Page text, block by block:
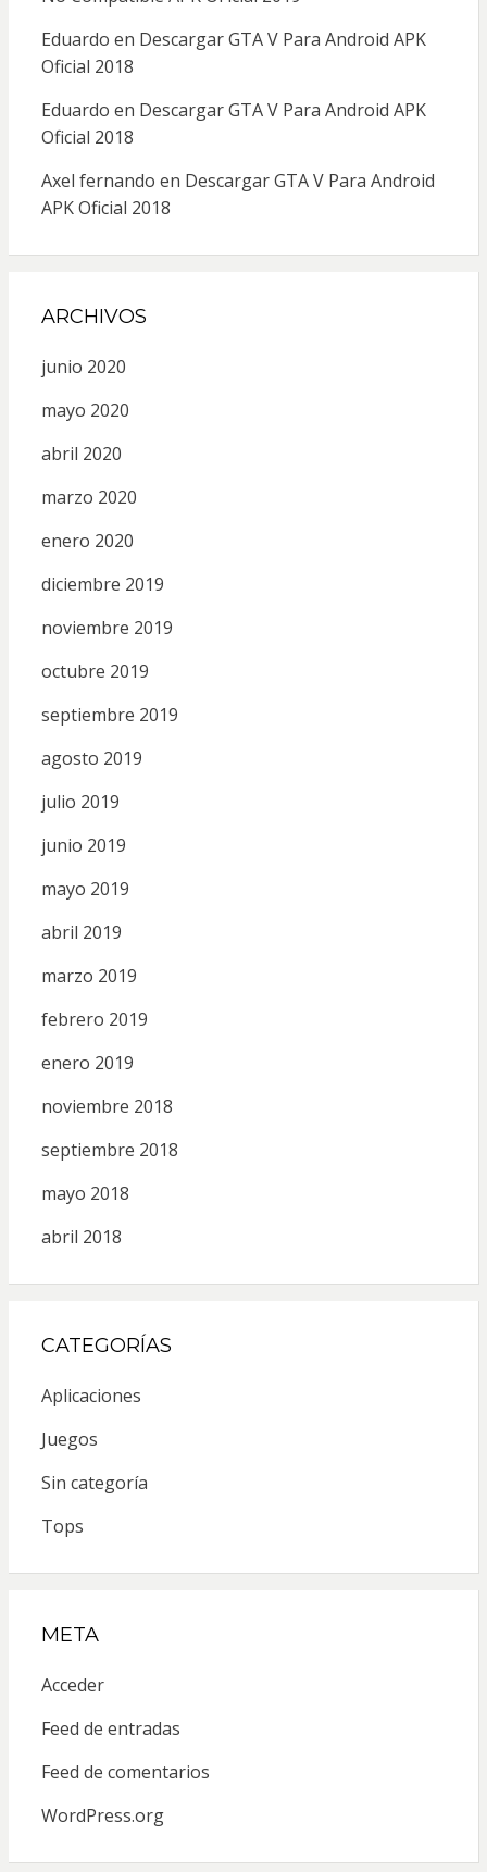
Eduardo en Descargar GTA V Para Android APK
Oficial 2018
Eduardo en Descargar GTA V Para Android APK
Oficial 2018
Axel fernando en Descargar GTA V Para Android
APK Oficial 2018
ARCHIVOS
junio 2020
mayo 2020
abril 2020
marzo 2020
enero 2020
diciembre 2019
noviembre 2019
octubre 2019
septiembre 2019
agosto 2019
julio 2019
junio 2019
mayo 2019
abril 2019
marzo 2019
febrero 2019
enero 2019
noviembre 2018
septiembre 2018
mayo 2018
abril 2018
CATEGORÍAS
Aplicaciones
Juegos
Sin categoría
Tops
META
Acceder
Feed de entradas
Feed de comentarios
WordPress.org